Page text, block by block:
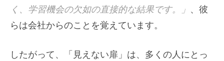
く、学習機会の欠如の直接的な結果です。」 、彼
らは会社からのことを覚えています。
したがって、「見えない扉」は、多くの人にとっ